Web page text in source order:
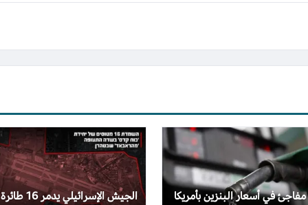
مفاجئ في أسعار البنزين بأمريكا
الجيش الإسرائيلي يدمر 16 طائرة